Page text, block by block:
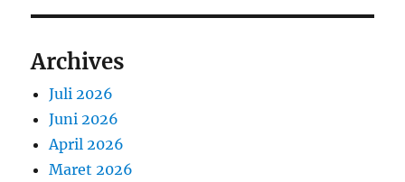
Archives
Juli 2026
Juni 2026
April 2026
Maret 2026